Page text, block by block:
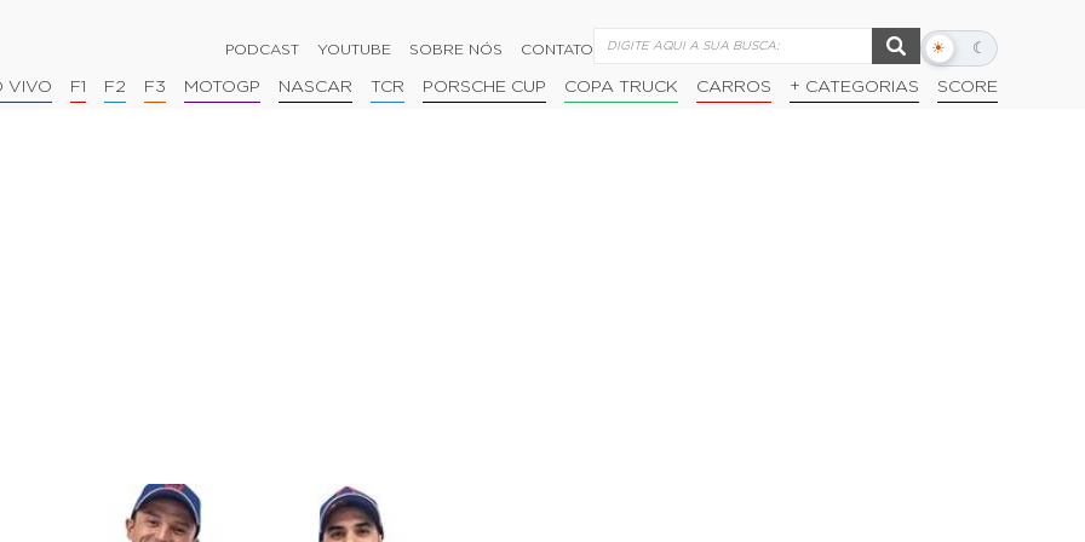
PODCAST YOUTUBE SOBRE NÓS CONTATO ☀ ☾
Alternar
escuro
VIVO F1 F2 F3 MOTOGP NASCAR TCR PORSCHE CUP COPA TRUCK CARROS + CATEGORIAS SCORE